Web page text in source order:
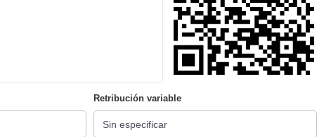
Retribución variable